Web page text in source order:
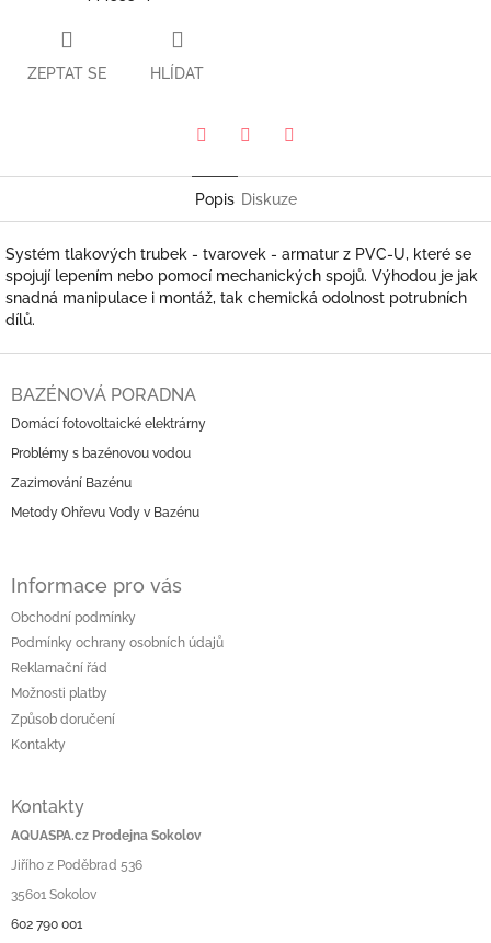
ZEPTAT SE HLÍDAT
Popis Diskuze
Systém tlakových trubek - tvarovek - armatur z PVC-U, které se
spojují lepením nebo pomocí mechanických spojů. Výhodou je jak
snadná manipulace i montáž, tak chemická odolnost potrubních
dílů.
BAZÉNOVÁ PORADNA
Domácí fotovoltaické elektrárny
Problémy s bazénovou vodou
Zazimování Bazénu
Metody Ohřevu Vody v Bazénu
Informace pro vás
Obchodní podmínky
Podmínky ochrany osobních údajů
Reklamační řád
Možnosti platby
Způsob doručení
Kontakty
Kontakty
AQUASPA.cz Prodejna Sokolov
Jiřího z Poděbrad 536
35601 Sokolov
602 790 001